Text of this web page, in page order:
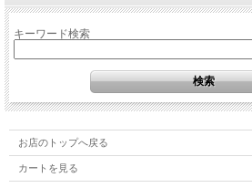
キーワード検索
お店のトップへ戻る
カートを見る